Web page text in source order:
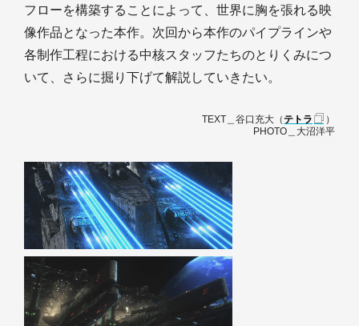
フローを構築することによって、世界に胸を張れる映
像作品となった本作。次回から本作のパイプラインや
各制作工程における中核スタッフたちのとりくみにつ
いて、さらに掘り下げて解説していきたい。
TEXT＿谷口充大（テトラ
）
PHOTO＿大沼洋平